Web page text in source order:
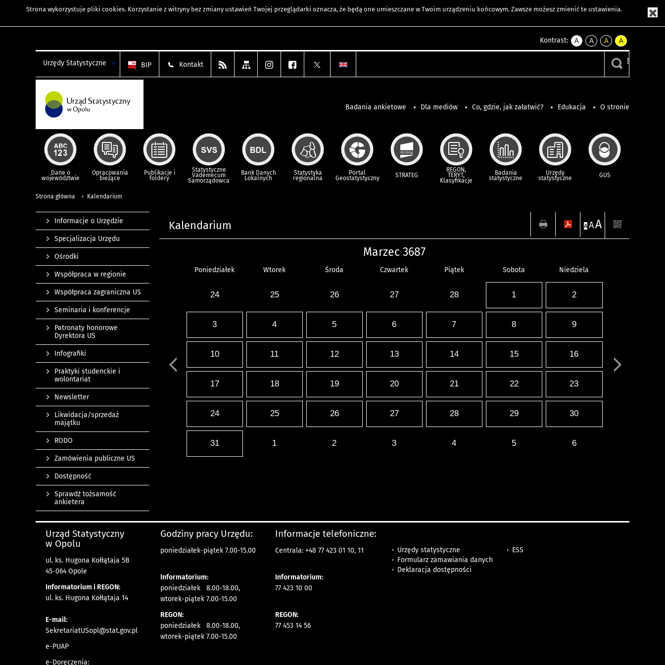
Strona wykorzystuje pliki cookies. Korzystanie z witryny bez zmiany ustawień Twojej przeglądarki oznacza, że będą one umieszczane w Twoim urządzeniu końcowym. Zawsze możesz zmienić te ustawienia.
Kontrast:
A
kontrast
A
kontrast
czarnym
A
kontrast
żółty
tekst
czarnym
A
kontrast
czarny
tekst
żółtym
Urzędy Statystyczne BIP Kontakt
Badania ankietowe Dla mediów Co, gdzie, jak załatwić? Edukacja O stronie
Dane o
województwie
Opracowania
bieżące
Publikacje i
foldery
Statystyczne
Vademecum
Samorządowca
Bank Danych
Lokalnych
Statystyka
regionalna
Portal
Geostatystyczny STRATEG
REGON,
TERYT,
Klasyfikacje
Badania
statystyczne
Urzędy
statystyczne GUS
Strona główna Kalendarium
Kalendarium A AA
Marzec 3687
Poniedziałek Wtorek Środa Czwartek Piątek Sobota Niedziela
24 25 26 27 28 1 2
3 4 5 6 7 8 9
10 11 12 13 14 15 16
17 18 19 20 21 22 23
24 25 26 27 28 29 30
31 1 2 3 4 5 6
Informacje o Urzędzie
Specjalizacja Urzędu
Ośrodki
Współpraca w regionie
Współpraca zagraniczna US
Seminaria i konferencje
Patronaty honorowe
Dyrektora US
Infografiki
Praktyki studenckie i
wolontariat
Newsletter
Likwidacja/sprzedaż
majątku
RODO
Zamówienia publiczne US
Dostępność
Sprawdź tożsamość
ankietera
Urząd Statystyczny
w Opolu
ul. ks. Hugona Kołłątaja 5B
45-064 Opole
Informatorium i REGON:
ul. ks. Hugona Kołłątaja 14
E-mail:
SekretariatUSopl@stat.gov.pl
e-PUAP
e-Doręczenia:
Godziny pracy Urzędu:
poniedziałek-piątek 7.00-15.00
Informatorium:
poniedziałek 8.00-18.00,
wtorek-piątek 7.00-15.00
REGON:
poniedziałek 8.00-18.00,
wtorek-piątek 7.00-15.00
Informacje telefoniczne:
Centrala: +48 77 423 01 10, 11
Informatorium:
77 423 10 00
REGON:
77 453 14 56
Urzędy statystyczne
Formularz zamawiania danych
Deklaracja dostępności
ESS